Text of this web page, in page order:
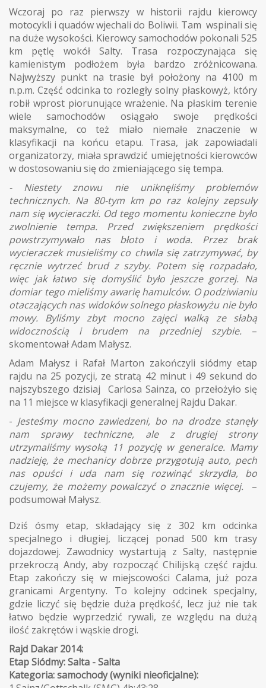
Wczoraj po raz pierwszy w historii rajdu kierowcy
motocykli i quadów wjechali do Boliwii. Tam wspinali się
na duże wysokości. Kierowcy samochodów pokonali 525
km pętlę wokół Salty. Trasa rozpoczynająca się
kamienistym podłożem była bardzo zróżnicowana.
Najwyższy punkt na trasie był położony na 4100 m
n.p.m. Część odcinka to rozległy solny płaskowyż, który
robił wprost piorunujące wrażenie. Na płaskim terenie
wiele samochodów osiągało swoje prędkości
maksymalne, co też miało niemałe znaczenie w
klasyfikacji na końcu etapu. Trasa, jak zapowiadali
organizatorzy, miała sprawdzić umiejętności kierowców
w dostosowaniu się do zmieniającego się tempa.
- Niestety znowu nie uniknęliśmy problemów
technicznych. Na 80-tym km po raz kolejny zepsuły
nam się wycieraczki. Od tego momentu konieczne było
zwolnienie tempa. Przed zwiększeniem prędkości
powstrzymywało nas błoto i woda. Przez brak
wycieraczek musieliśmy co chwila się zatrzymywać, by
ręcznie wytrzeć brud z szyby. Potem się rozpadało,
więc jak łatwo się domyślić było jeszcze gorzej. Na
domiar tego mieliśmy awarię hamulców. O podziwianiu
otaczających nas widoków solnego płaskowyżu nie było
mowy. Byliśmy zbyt mocno zajęci walką ze słabą
widocznością i brudem na przedniej szybie. –
skomentował Adam Małysz.
Adam Małysz i Rafał Marton zakończyli siódmy etap
rajdu na 25 pozycji, ze stratą 42 minut i 49 sekund do
najszybszego dzisiaj Carlosa Sainza, co przełożyło się
na 11 miejsce w klasyfikacji generalnej Rajdu Dakar.
- Jesteśmy mocno zawiedzeni, bo na drodze stanęły
nam sprawy techniczne, ale z drugiej strony
utrzymaliśmy wysoką 11 pozycję w generalce. Mamy
nadzieję, że mechanicy dobrze przygotują auto, pech
nas opuści i uda nam się rozwinąć skrzydła, bo
czujemy, że możemy powalczyć o znacznie więcej. –
podsumował Małysz.
Dziś ósmy etap, składający się z 302 km odcinka
specjalnego i długiej, liczącej ponad 500 km trasy
dojazdowej. Zawodnicy wystartują z Salty, następnie
przekroczą Andy, aby rozpocząć Chilijską część rajdu.
Etap zakończy się w miejscowości Calama, już poza
granicami Argentyny. To kolejny odcinek specjalny,
gdzie liczyć się będzie duża prędkość, lecz już nie tak
łatwo będzie wyprzedzić rywali, ze względu na dużą
ilość zakrętów i wąskie drogi.
Rajd Dakar 2014:
Etap Siódmy: Salta - Salta
Kategoria: samochody (wyniki nieoficjalne):